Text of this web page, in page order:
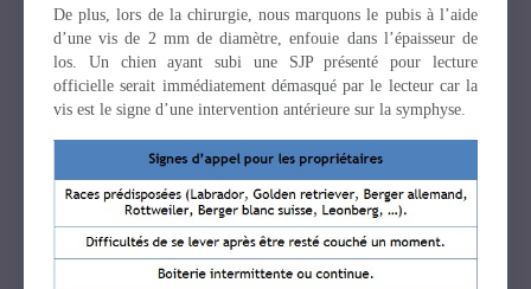
De plus, lors de la chirurgie, nous marquons le pubis à l’aide
d’une vis de 2 mm de diamètre, enfouie dans l’épaisseur de
los. Un chien ayant subi une SJP présenté pour lecture
officielle serait immédiatement démasqué par le lecteur car la
vis est le signe d’une intervention antérieure sur la symphyse.